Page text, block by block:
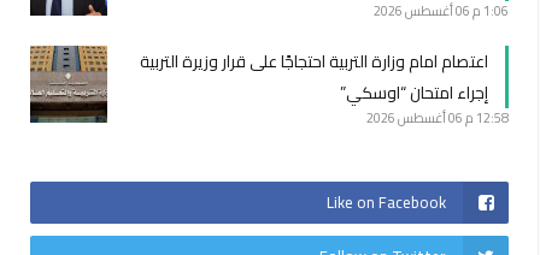
1:06 م 06 أغسطس 2026
اعتصام امام وزارة التربية احتجاجًا على قرار وزيرة التربية
إجراء امتحان “اوسكي”
12:58 م 06 أغسطس 2026
Like on Facebook